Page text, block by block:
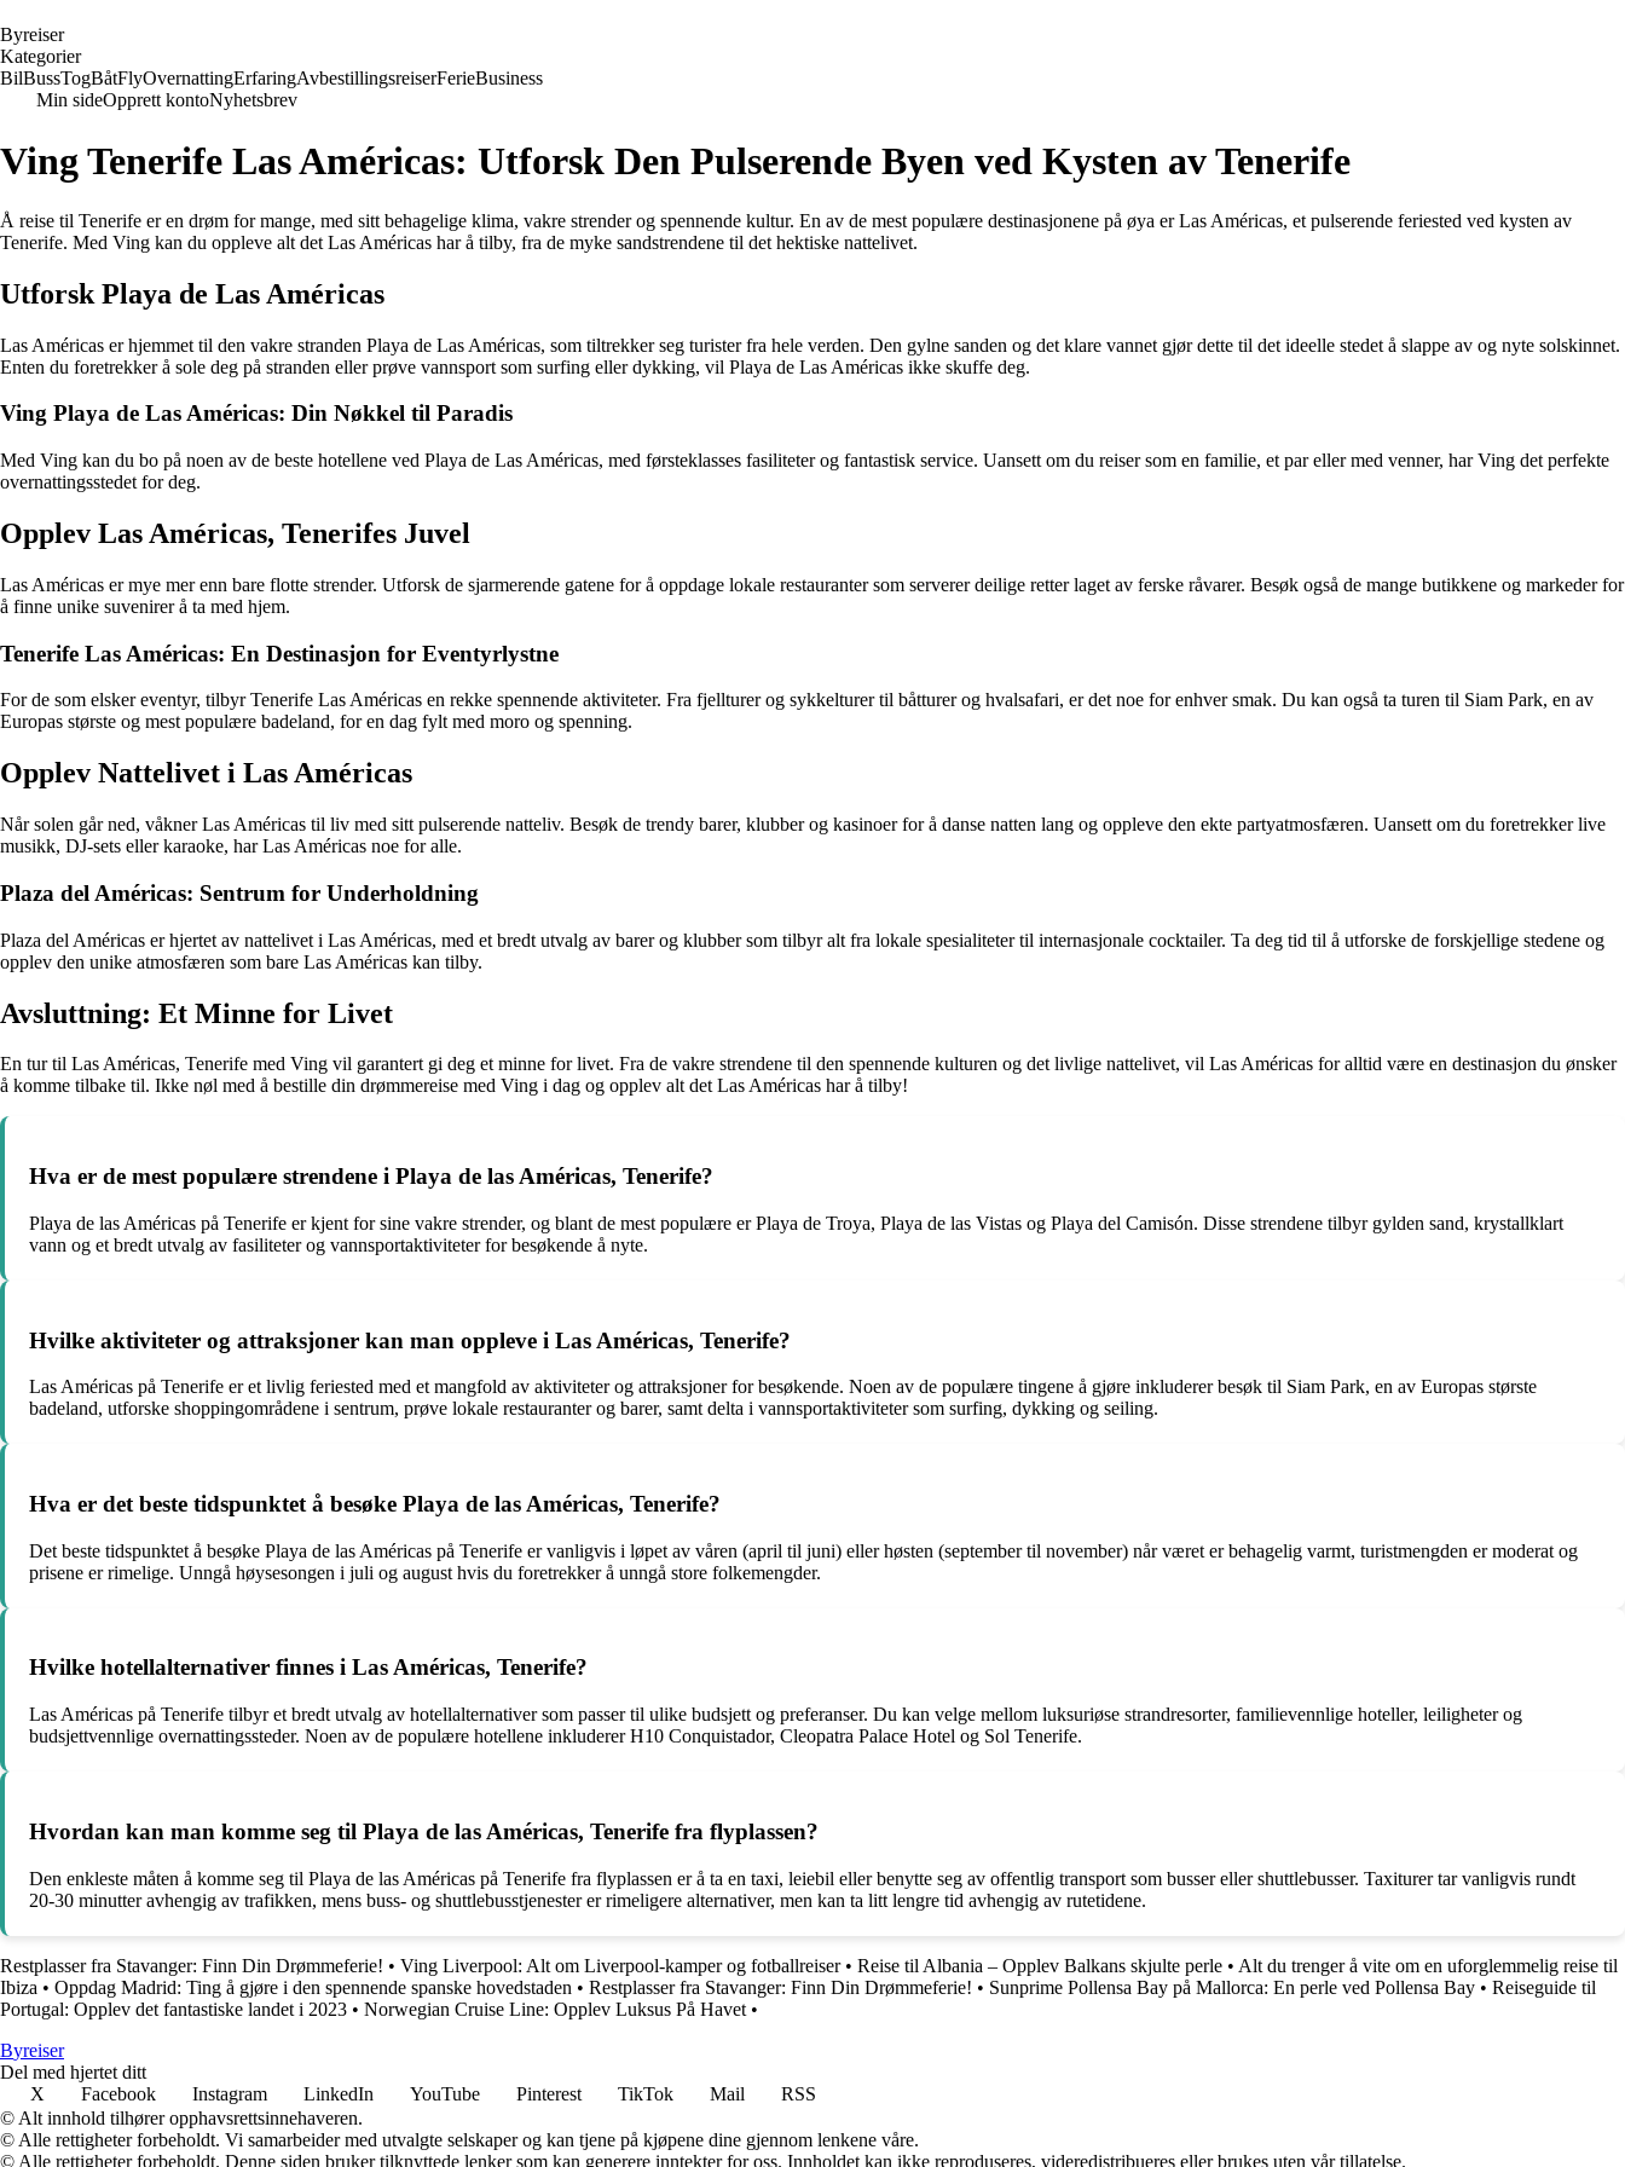
Byreiser
Kategorier
BilBussTogBåtFlyOvernattingErfaringAvbestillingsreiserFerieBusiness
Min sideOpprett kontoNyhetsbrev
Ving Tenerife Las Américas: Utforsk Den Pulserende Byen ved Kysten av Tenerife
Å reise til Tenerife er en drøm for mange, med sitt behagelige klima, vakre strender og spennende kultur. En av de mest populære destinasjonene på øya er Las Américas, et pulserende feriested ved kysten av
Tenerife. Med Ving kan du oppleve alt det Las Américas har å tilby, fra de myke sandstrendene til det hektiske nattelivet.
Utforsk Playa de Las Américas
Las Américas er hjemmet til den vakre stranden Playa de Las Américas, som tiltrekker seg turister fra hele verden. Den gylne sanden og det klare vannet gjør dette til det ideelle stedet å slappe av og nyte solskinnet.
Enten du foretrekker å sole deg på stranden eller prøve vannsport som surfing eller dykking, vil Playa de Las Américas ikke skuffe deg.
Ving Playa de Las Américas: Din Nøkkel til Paradis
Med Ving kan du bo på noen av de beste hotellene ved Playa de Las Américas, med førsteklasses fasiliteter og fantastisk service. Uansett om du reiser som en familie, et par eller med venner, har Ving det perfekte
overnattingsstedet for deg.
Opplev Las Américas, Tenerifes Juvel
Las Américas er mye mer enn bare flotte strender. Utforsk de sjarmerende gatene for å oppdage lokale restauranter som serverer deilige retter laget av ferske råvarer. Besøk også de mange butikkene og markeder for
å finne unike suvenirer å ta med hjem.
Tenerife Las Américas: En Destinasjon for Eventyrlystne
For de som elsker eventyr, tilbyr Tenerife Las Américas en rekke spennende aktiviteter. Fra fjellturer og sykkelturer til båtturer og hvalsafari, er det noe for enhver smak. Du kan også ta turen til Siam Park, en av
Europas største og mest populære badeland, for en dag fylt med moro og spenning.
Opplev Nattelivet i Las Américas
Når solen går ned, våkner Las Américas til liv med sitt pulserende natteliv. Besøk de trendy barer, klubber og kasinoer for å danse natten lang og oppleve den ekte partyatmosfæren. Uansett om du foretrekker live
musikk, DJ-sets eller karaoke, har Las Américas noe for alle.
Plaza del Américas: Sentrum for Underholdning
Plaza del Américas er hjertet av nattelivet i Las Américas, med et bredt utvalg av barer og klubber som tilbyr alt fra lokale spesialiteter til internasjonale cocktailer. Ta deg tid til å utforske de forskjellige stedene og
opplev den unike atmosfæren som bare Las Américas kan tilby.
Avsluttning: Et Minne for Livet
En tur til Las Américas, Tenerife med Ving vil garantert gi deg et minne for livet. Fra de vakre strendene til den spennende kulturen og det livlige nattelivet, vil Las Américas for alltid være en destinasjon du ønsker
å komme tilbake til. Ikke nøl med å bestille din drømmereise med Ving i dag og opplev alt det Las Américas har å tilby!
Hva er de mest populære strendene i Playa de las Américas, Tenerife?
Playa de las Américas på Tenerife er kjent for sine vakre strender, og blant de mest populære er Playa de Troya, Playa de las Vistas og Playa del Camisón. Disse strendene tilbyr gylden sand, krystallklart
vann og et bredt utvalg av fasiliteter og vannsportaktiviteter for besøkende å nyte.
Hvilke aktiviteter og attraksjoner kan man oppleve i Las Américas, Tenerife?
Las Américas på Tenerife er et livlig feriested med et mangfold av aktiviteter og attraksjoner for besøkende. Noen av de populære tingene å gjøre inkluderer besøk til Siam Park, en av Europas største
badeland, utforske shoppingområdene i sentrum, prøve lokale restauranter og barer, samt delta i vannsportaktiviteter som surfing, dykking og seiling.
Hva er det beste tidspunktet å besøke Playa de las Américas, Tenerife?
Det beste tidspunktet å besøke Playa de las Américas på Tenerife er vanligvis i løpet av våren (april til juni) eller høsten (september til november) når været er behagelig varmt, turistmengden er moderat og
prisene er rimelige. Unngå høysesongen i juli og august hvis du foretrekker å unngå store folkemengder.
Hvilke hotellalternativer finnes i Las Américas, Tenerife?
Las Américas på Tenerife tilbyr et bredt utvalg av hotellalternativer som passer til ulike budsjett og preferanser. Du kan velge mellom luksuriøse strandresorter, familievennlige hoteller, leiligheter og
budsjettvennlige overnattingssteder. Noen av de populære hotellene inkluderer H10 Conquistador, Cleopatra Palace Hotel og Sol Tenerife.
Hvordan kan man komme seg til Playa de las Américas, Tenerife fra flyplassen?
Den enkleste måten å komme seg til Playa de las Américas på Tenerife fra flyplassen er å ta en taxi, leiebil eller benytte seg av offentlig transport som busser eller shuttlebusser. Taxiturer tar vanligvis rundt
20-30 minutter avhengig av trafikken, mens buss- og shuttlebusstjenester er rimeligere alternativer, men kan ta litt lengre tid avhengig av rutetidene.
Restplasser fra Stavanger: Finn Din Drømmeferie! • Ving Liverpool: Alt om Liverpool-kamper og fotballreiser• Reise til Albania – Opplev Balkans skjulte perle • Alt du trenger å vite om en uforglemmelig reise til
Ibiza • Oppdag Madrid: Ting å gjøre i den spennende spanske hovedstaden • Restplasser fra Stavanger: Finn Din Drømmeferie! • Sunprime Pollensa Bay på Mallorca: En perle ved Pollensa Bay • Reiseguide til
Portugal: Opplev det fantastiske landet i 2023 • Norwegian Cruise Line: Opplev Luksus På Havet •
Byreiser
Del med hjertet ditt
X
Facebook Instagram LinkedIn YouTube Pinterest TikTok Mail
RSS
© Alt innhold tilhører opphavsrettsinnehaveren.
© Alle rettigheter forbeholdt. Vi samarbeider med utvalgte selskaper og kan tjene på kjøpene dine gjennom lenkene våre.
© Alle rettigheter forbeholdt. Denne siden bruker tilknyttede lenker som kan generere inntekter for oss. Innholdet kan ikke reproduseres, videredistribueres eller brukes uten vår tillatelse.